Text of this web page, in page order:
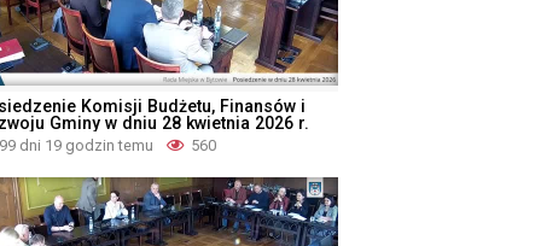
Komisji Budżetu, Finansów i
Gminy w dniu 28 kwietnia 2026 r.
99 dni 19 godzin temu 560